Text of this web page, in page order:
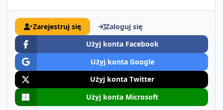
Zarejestruj się
Zaloguj się
Użyj konta Facebook
Użyj konta Google
Użyj konta Twitter
Użyj konta Microsoft